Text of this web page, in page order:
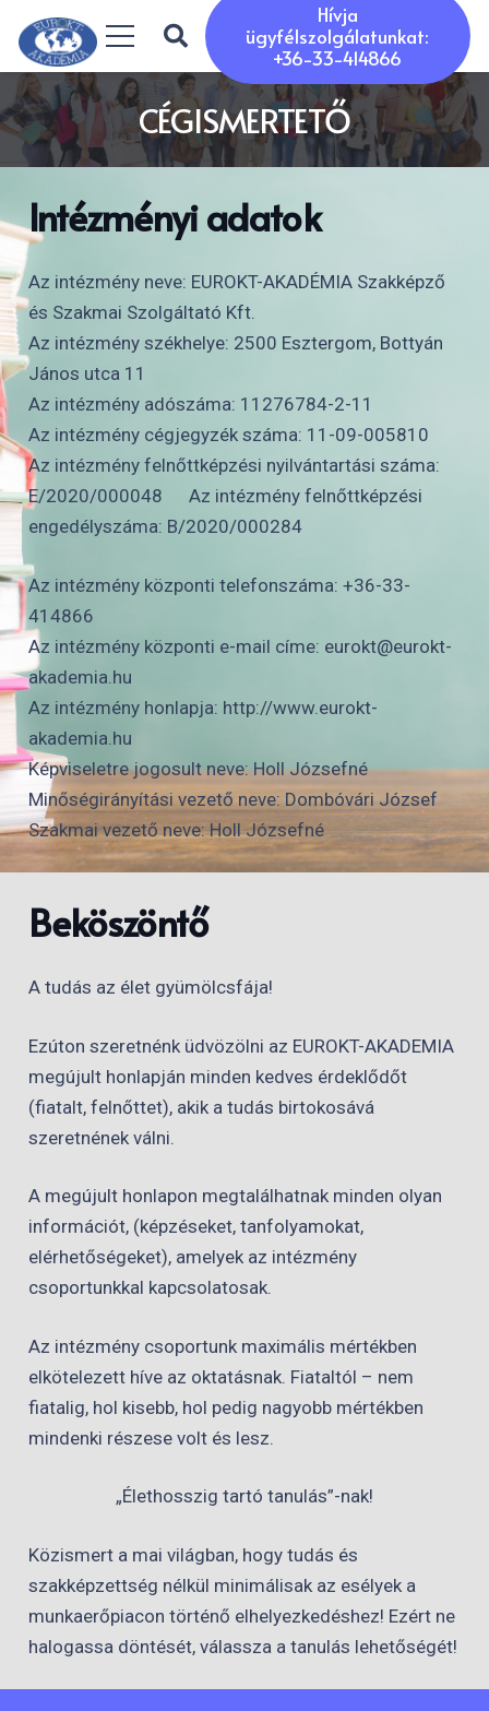
Hívja
ügyfélszolgálatunkat:
+36-33-414866
CÉGISMERTETŐ
Intézményi adatok
Az intézmény neve: EUROKT-AKADÉMIA Szakképző
és Szakmai Szolgáltató Kft.
Az intézmény székhelye: 2500 Esztergom, Bottyán
János utca 11
Az intézmény adószáma: 11276784-2-11
Az intézmény cégjegyzék száma: 11-09-005810
Az intézmény felnőttképzési nyilvántartási száma:
E/2020/000048 Az intézmény felnőttképzési
engedélyszáma: B/2020/000284
Az intézmény központi telefonszáma: +36-33-
414866
Az intézmény központi e-mail címe: eurokt@eurokt-
akademia.hu
Az intézmény honlapja: http://www.eurokt-
akademia.hu
Képviseletre jogosult neve: Holl Józsefné
Minőségirányítási vezető neve: Dombóvári József
Szakmai vezető neve: Holl Józsefné
Beköszöntő
A tudás az élet gyümölcsfája!
Ezúton szeretnénk üdvözölni az EUROKT-AKADEMIA
megújult honlapján minden kedves érdeklődőt
(fiatalt, felnőttet), akik a tudás birtokosává
szeretnének válni.
A megújult honlapon megtalálhatnak minden olyan
információt, (képzéseket, tanfolyamokat,
elérhetőségeket), amelyek az intézmény
csoportunkkal kapcsolatosak.
Az intézmény csoportunk maximális mértékben
elkötelezett híve az oktatásnak. Fiataltól – nem
fiatalig, hol kisebb, hol pedig nagyobb mértékben
mindenki részese volt és lesz.
„Élethosszig tartó tanulás”-nak!
Közismert a mai világban, hogy tudás és
szakképzettség nélkül minimálisak az esélyek a
munkaerőpiacon történő elhelyezkedéshez! Ezért ne
halogassa döntését, válassza a tanulás lehetőségét!